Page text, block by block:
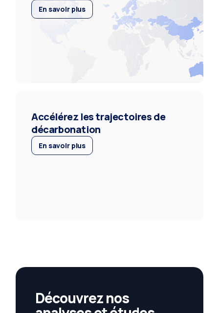
En savoir plus
Accélérez les trajectoires de
décarbonation
En savoir plus
Découvrez nos